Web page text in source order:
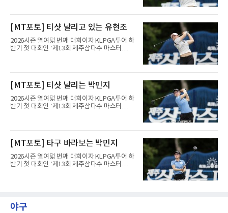
트(파72/6,767야드)에서 열리고 있다.9일 현재
홀에서 경기하고 있다.
[MT포토] 티샷 날리고 있는 유현조
2026시즌 열여덟 번째 대회이자 KLPGA투어 하
반기 첫 대회인 ‘제13회 제주삼다수 마스터
트(파72/6,767야드)에서 열리고 있다.9일 현재
홀에서 경기하고 있다.
[MT포토] 티샷 날리는 박민지
2026시즌 열여덟 번째 대회이자 KLPGA투어 하
반기 첫 대회인 ‘제13회 제주삼다수 마스터
트(파72/6,767야드)에서 열리고 있다.9일 현재
홀에서 경기하고 있다.
[MT포토] 타구 바라보는 박민지
2026시즌 열여덟 번째 대회이자 KLPGA투어 하
반기 첫 대회인 ‘제13회 제주삼다수 마스터
홀에서 경기하고 있다.
야구